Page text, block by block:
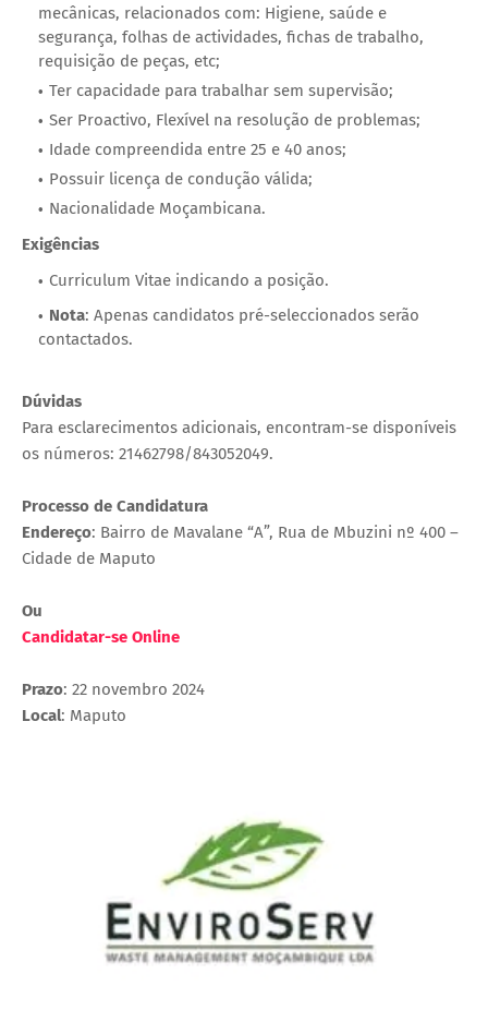
mecânicas, relacionados com: Higiene, saúde e
segurança, folhas de actividades, fichas de trabalho,
requisição de peças, etc;
Ter capacidade para trabalhar sem supervisão;
Ser Proactivo, Flexível na resolução de problemas;
Idade compreendida entre 25 e 40 anos;
Possuir licença de condução válida;
Nacionalidade Moçambicana.
Exigências
Curriculum Vitae indicando a posição.
Nota: Apenas candidatos pré-seleccionados serão
contactados.
Dúvidas
Para esclarecimentos adicionais, encontram-se disponíveis
os números: 21462798/843052049.
Processo de Candidatura
Endereço: Bairro de Mavalane “A”, Rua de Mbuzini nº 400 –
Cidade de Maputo
Ou
Candidatar-se Online
Prazo: 22 novembro 2024
Local: Maputo